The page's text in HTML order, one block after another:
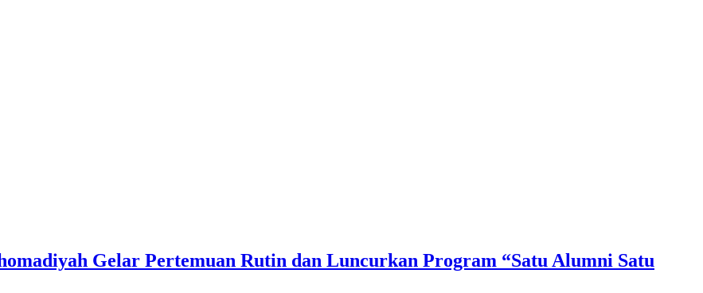
Gelar Pertemuan Rutin dan Luncurkan Program “Satu Alumni Satu